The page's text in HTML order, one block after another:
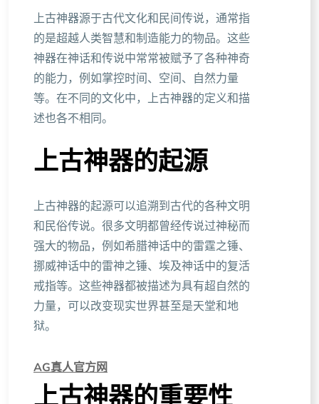
上古神器源于古代文化和民间传说，通常指
的是超越人类智慧和制造能力的物品。这些
神器在神话和传说中常常被赋予了各种神奇
的能力，例如掌控时间、空间、自然力量
等。在不同的文化中，上古神器的定义和描
述也各不相同。
上古神器的起源
上古神器的起源可以追溯到古代的各种文明
和民俗传说。很多文明都曾经传说过神秘而
强大的物品，例如希腊神话中的雷霆之锤、
挪威神话中的雷神之锤、埃及神话中的复活
戒指等。这些神器都被描述为具有超自然的
力量，可以改变现实世界甚至是天堂和地
狱。
AG真人官方网